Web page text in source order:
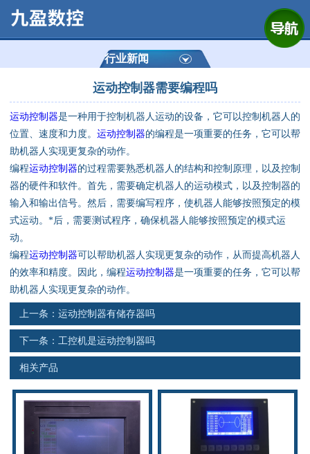
公司简介
产品展示
运动控制器
通用数控系统
定制数控系统
公司动态
行业新闻
资质荣誉
产品应用
行业新闻
运动控制器需要编程吗
运动控制器是一种用于控制机器人运动的设备，它可以控制机器人的
位置、速度和力度。 运动控制器的编程是一项重要的任务，它可以帮
助机器人实现更复杂的动作。
编程运动控制器的过程需要熟悉机器人的结构和控制原理，以及控制
器的硬件和软件。首先，需要确定机器人的运动模式，以及控制器的
输入和输出信号。然后，需要编写程序，使机器人能够按照预定的模
式运动。*后，需要测试程序，确保机器人能够按照预定的模式运
动。
编程运动控制器可以帮助机器人实现更复杂的动作，从而提高机器人
的效率和精度。因此，编程运动控制器是一项重要的任务，它可以帮
助机器人实现更复杂的动作。
上一条： 运动控制器有储存器吗
下一条： 工控机是运动控制器吗
相关产品